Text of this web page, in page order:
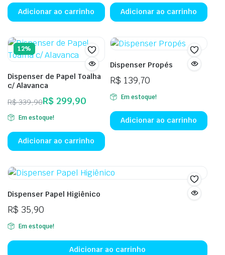
Adicionar ao carrinho Adicionar ao carrinho
12%
Dispenser de Papel Toalha
c/ Alavanca
R$339,90R$299,90
Em estoque!
Adicionar ao carrinho
Dispenser Propés
R$ 139,70
Em estoque!
Adicionar ao carrinho
Dispenser Papel Higiênico
R$ 35,90
Em estoque!
Adicionar ao carrinho